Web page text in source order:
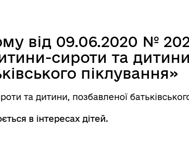
від 09.06.2020 №
сироти та
піклування»
та дитини, позбавленої
в інтересах дітей.